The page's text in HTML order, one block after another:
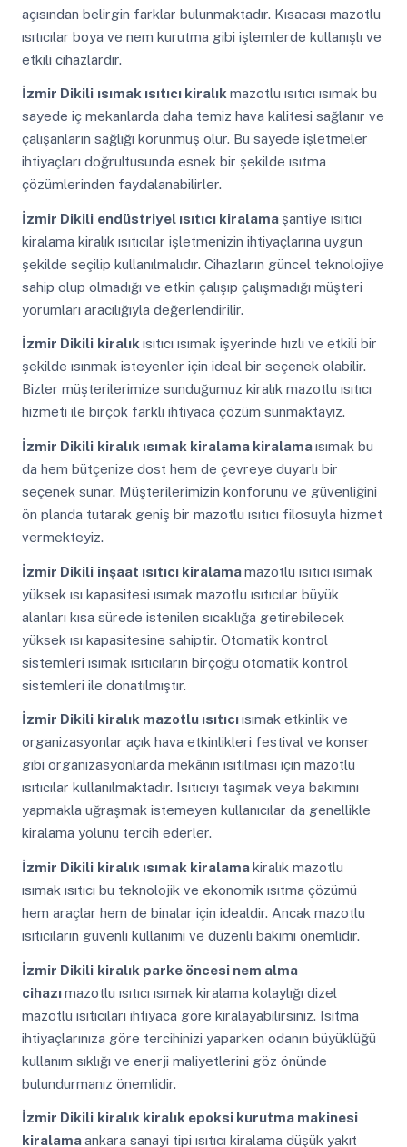
açısından belirgin farklar bulunmaktadır. Kısacası mazotlu
ısıtıcılar boya ve nem kurutma gibi işlemlerde kullanışlı ve
etkili cihazlardır.
İzmir Dikili ısımak ısıtıcı kiralık mazotlu ısıtıcı ısımak bu
sayede iç mekanlarda daha temiz hava kalitesi sağlanır ve
çalışanların sağlığı korunmuş olur. Bu sayede işletmeler
ihtiyaçları doğrultusunda esnek bir şekilde ısıtma
çözümlerinden faydalanabilirler.
İzmir Dikili endüstriyel ısıtıcı kiralama şantiye ısıtıcı
kiralama kiralık ısıtıcılar işletmenizin ihtiyaçlarına uygun
şekilde seçilip kullanılmalıdır. Cihazların güncel teknolojiye
sahip olup olmadığı ve etkin çalışıp çalışmadığı müşteri
yorumları aracılığıyla değerlendirilir.
İzmir Dikili kiralıkısıtıcı ısımak işyerinde hızlı ve etkili bir
şekilde ısınmak isteyenler için ideal bir seçenek olabilir.
Bizler müşterilerimize sunduğumuz kiralık mazotlu ısıtıcı
hizmeti ile birçok farklı ihtiyaca çözüm sunmaktayız.
İzmir Dikili kiralık ısımak kiralama kiralamaısımak bu
da hem bütçenize dost hem de çevreye duyarlı bir
seçenek sunar. Müşterilerimizin konforunu ve güvenliğini
ön planda tutarak geniş bir mazotlu ısıtıcı filosuyla hizmet
vermekteyiz.
İzmir Dikili inşaat ısıtıcı kiralamamazotlu ısıtıcı ısımak
yüksek ısı kapasitesi ısımak mazotlu ısıtıcılar büyük
alanları kısa sürede istenilen sıcaklığa getirebilecek
yüksek ısı kapasitesine sahiptir. Otomatik kontrol
sistemleri ısımak ısıtıcıların birçoğu otomatik kontrol
sistemleri ile donatılmıştır.
İzmir Dikili kiralık mazotlu ısıtıcıısımak etkinlik ve
organizasyonlar açık hava etkinlikleri festival ve konser
gibi organizasyonlarda mekânın ısıtılması için mazotlu
ısıtıcılar kullanılmaktadır. Isıtıcıyı taşımak veya bakımını
yapmakla uğraşmak istemeyen kullanıcılar da genellikle
kiralama yolunu tercih ederler.
İzmir Dikili kiralık ısımak kiralamakiralık mazotlu
ısımak ısıtıcı bu teknolojik ve ekonomik ısıtma çözümü
hem araçlar hem de binalar için idealdir. Ancak mazotlu
ısıtıcıların güvenli kullanımı ve düzenli bakımı önemlidir.
İzmir Dikili kiralık parke öncesi nem alma
cihazımazotlu ısıtıcı ısımak kiralama kolaylığı dizel
mazotlu ısıtıcıları ihtiyaca göre kiralayabilirsiniz. Isıtma
ihtiyaçlarınıza göre tercihinizi yaparken odanın büyüklüğü
kullanım sıklığı ve enerji maliyetlerini göz önünde
bulundurmanız önemlidir.
İzmir Dikili kiralık kiralık epoksi kurutma makinesi
kiralamaankara sanayi tipi ısıtıcı kiralama düşük yakıt